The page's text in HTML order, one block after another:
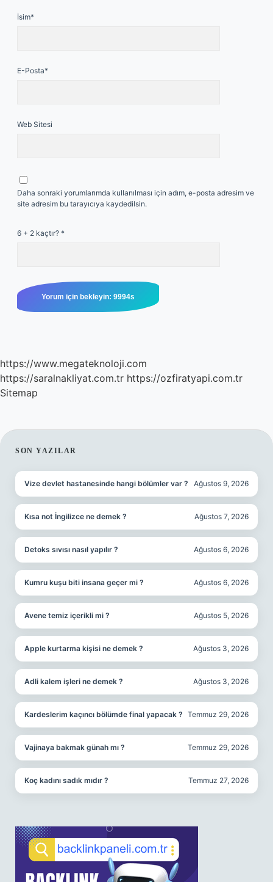
İsim*
E-Posta*
Web Sitesi
Daha sonraki yorumlarımda kullanılması için adım, e-posta adresim ve
site adresim bu tarayıcıya kaydedilsin.
6 + 2 kaçtır? *
https://www.megateknoloji.com
https://saralnakliyat.com.tr https://ozfiratyapi.com.tr
Sitemap
SIDEBAR
SON YAZILAR
Vize devlet hastanesinde hangi bölümler var ? Ağustos 9, 2026
Kısa not İngilizce ne demek ? Ağustos 7, 2026
Detoks sıvısı nasıl yapılır ? Ağustos 6, 2026
Kumru kuşu biti insana geçer mi ? Ağustos 6, 2026
Avene temiz içerikli mi ? Ağustos 5, 2026
Apple kurtarma kişisi ne demek ? Ağustos 3, 2026
Adli kalem işleri ne demek ? Ağustos 3, 2026
Kardeslerim kaçıncı bölümde final yapacak ? Temmuz 29, 2026
Vajinaya bakmak günah mı ? Temmuz 29, 2026
Koç kadını sadık mıdır ? Temmuz 27, 2026